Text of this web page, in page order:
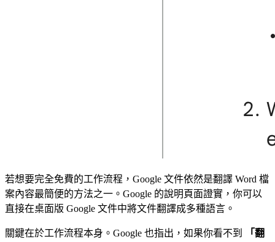
若想要完全免費的工作流程，Google 文件依然是翻譯 Word 檔
案內容最簡便的方法之一。Google 的說明頁面證實，你可以
直接在桌面版 Google 文件中將文件翻譯成多種語言。
關鍵在於工作流程本身。Google 也指出，如果你看不到
「翻